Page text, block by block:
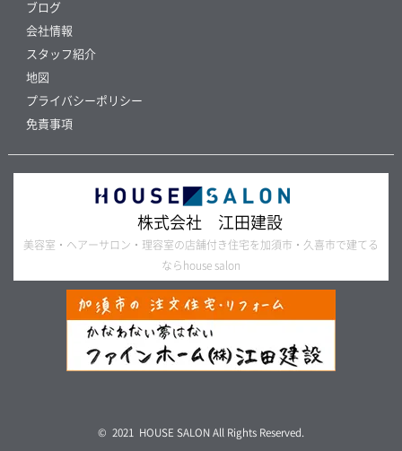
ブログ
会社情報
スタッフ紹介
地図
プライバシーポリシー
免責事項
株式会社 江田建設
美容室・ヘアーサロン・理容室の店舗付き住宅を加須市・久喜市で建てる
ならhouse salon
© 2021 HOUSE SALON All Rights Reserved.